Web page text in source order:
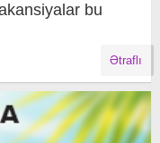
bu
Ətraflı